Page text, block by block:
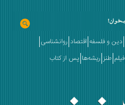
دین و فلسفه اقتصاد روانشناسی
فیلم طنز ریشه‌ها پس از کتاب